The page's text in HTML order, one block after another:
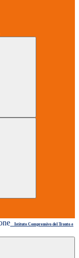
Istituto Comprensivo del Tronto e